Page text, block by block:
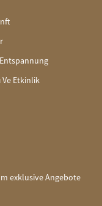
Ve Etkinlik
exklusive Angebote